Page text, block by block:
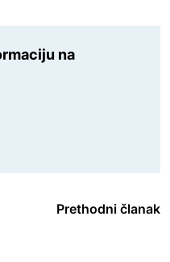
na
Prethodni članak